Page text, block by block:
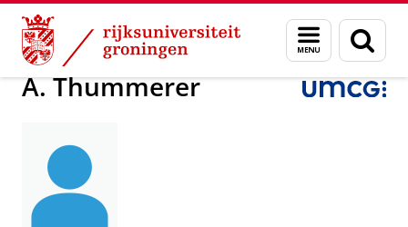
Skip
Content
Skip
Navigation
Menu
en
zoeken
Over ons A. Thummerer
A. Thummerer